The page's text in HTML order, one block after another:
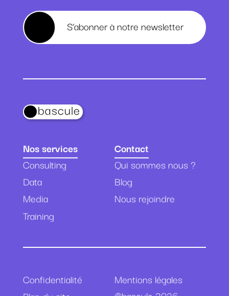
S’abonner à notre newsletter
Nos services
Consulting
Data
Media
Training
Contact
Qui sommes nous ?
Blog
Nous rejoindre
bascule
Confidentialité
Mentions légales